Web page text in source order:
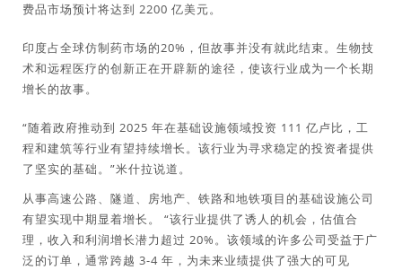
费品市场预计将达到 2200 亿美元。
印度占全球仿制药市场的20%，但故事并没有就此结束。生物技
术和远程医疗的创新正在开辟新的途径，使该行业成为一个长期
增长的故事。
“随着政府推动到 2025 年在基础设施领域投资 111 亿卢比，工
程和建筑等行业有望持续增长。该行业为寻求稳定的投资者提供
了坚实的基础。”米什拉说道。
从事高速公路、隧道、房地产、铁路和地铁项目的基础设施公司
有望实现中期显着增长。 “该行业提供了诱人的机会，估值合
理，收入和利润增长潜力超过 20%。该领域的许多公司受益于广
泛的订单，通常跨越 3-4 年，为未来业绩提供了强大的可见